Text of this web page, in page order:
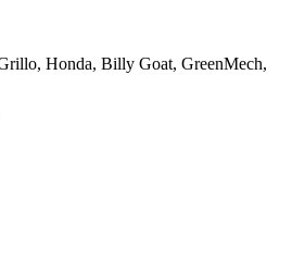
Honda, Billy Goat, GreenMech,